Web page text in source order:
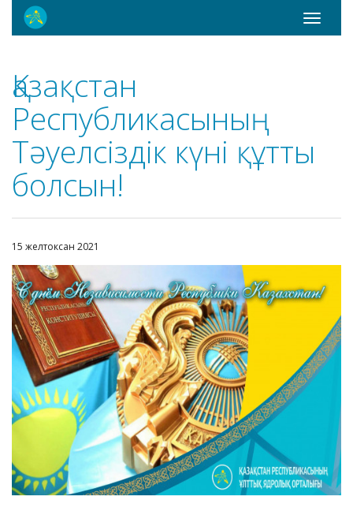
Toggle
Қазақстан
Республикасының
Тәуелсіздік күні құтты
болсын!
15 желтоксан 2021